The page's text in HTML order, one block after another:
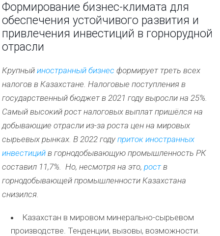
Формирование бизнес-климата для
обеспечения устойчивого развития и
привлечения инвестиций в горнорудной
отрасли
Крупныйиностранный бизнес формирует треть всех
налогов в Казахстане.Налоговые поступления в
государственный бюджет в 2021 году выросли на 25%.
Самый высокий рост налоговых выплат пришёлся на
добывающие отрасли из-за роста цен на мировых
сырьевых рынках. В 2022 годуприток иностранных
инвестиций в горнодобывающую промышленность РК
составил 11,7%. Но, несмотря на это, роств
горнодобывающей промышленности Казахстана
снизился.
Казахстан в мировом минерально-сырьевом
производстве. Тенденции, вызовы, возможности.